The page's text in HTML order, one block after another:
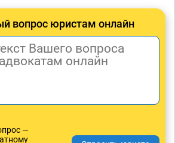
вопрос юристам онлайн
—